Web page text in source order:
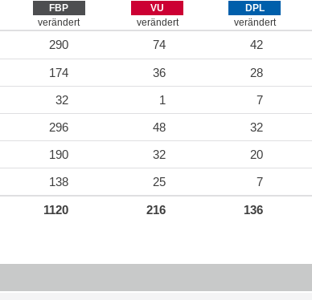
FBP
verändert
VU
verändert
DPL
verändert
290 74 42
174 36 28
32 1 7
296 48 32
190 32 20
138 25 7
1120 216 136